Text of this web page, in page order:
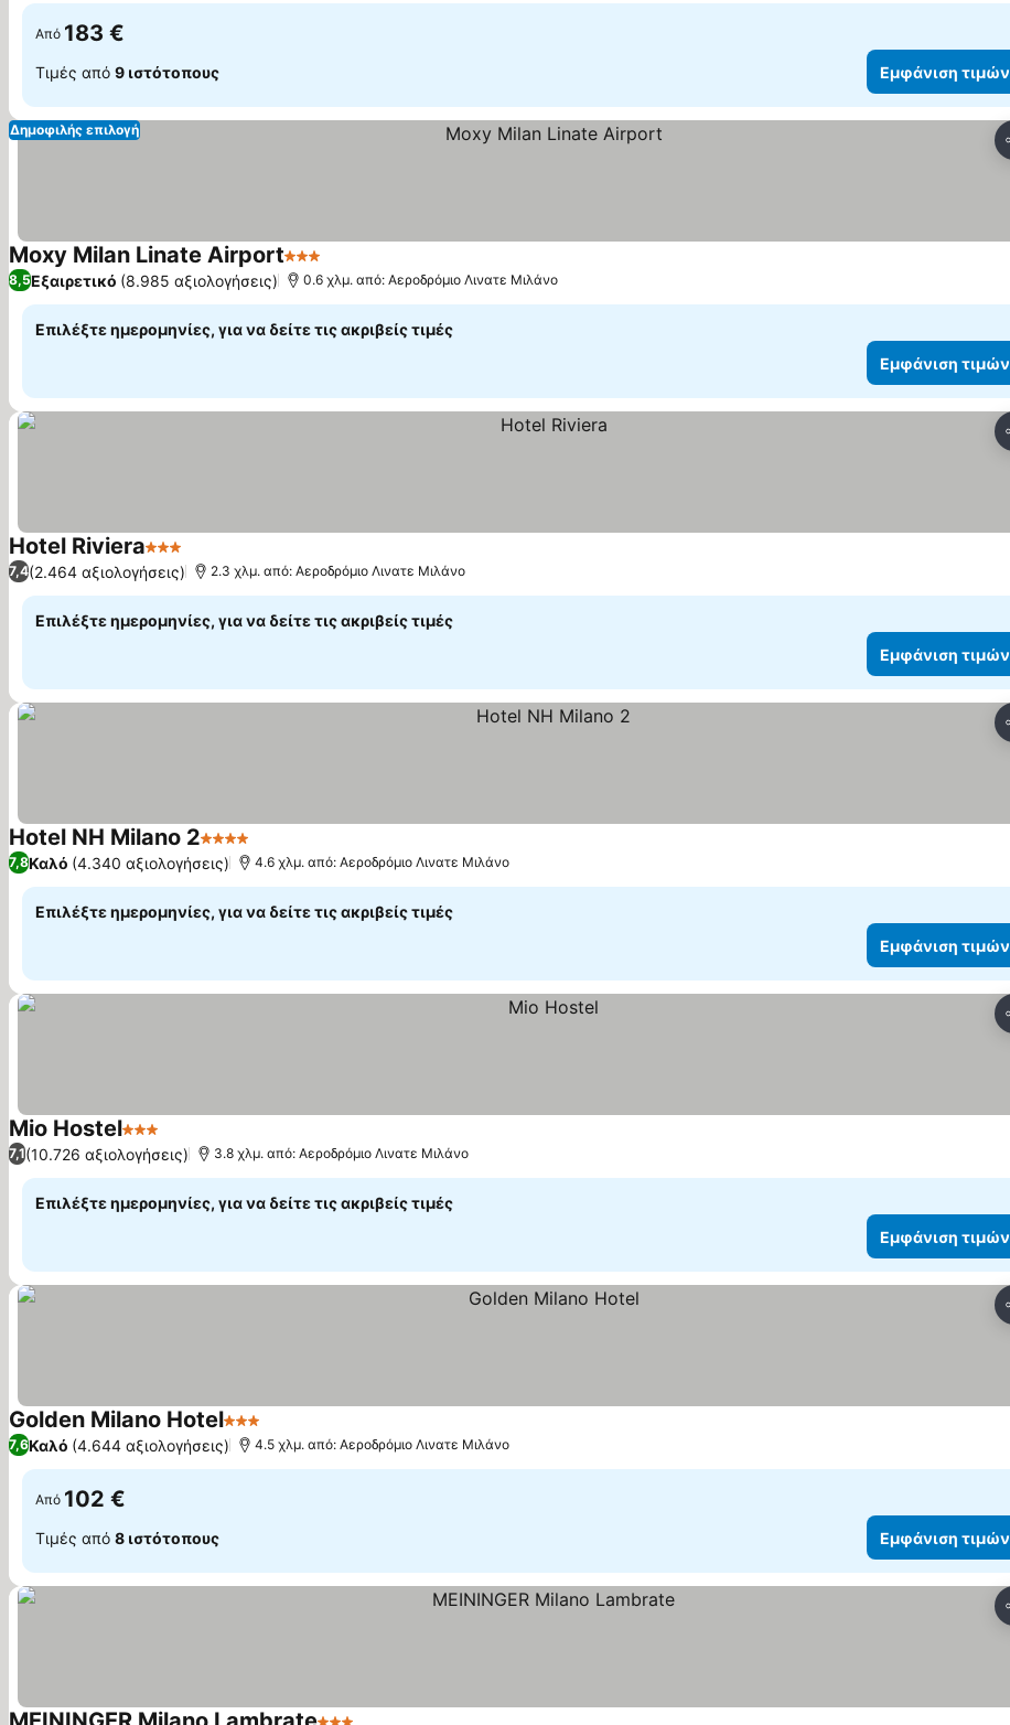
Από 183 €
Τιμές από 9 ιστότοπους Εμφάνιση τιμών
Δημοφιλής επιλογή
Moxy Milan Linate Airport3 Αστέρια
8,5Εξαιρετικό (8.985 αξιολογήσεις) 0.6 χλμ. από: Αεροδρόμιο Λινατε Μιλάνο
Επιλέξτε ημερομηνίες, για να δείτε τις ακριβείς τιμές
Εμφάνιση τιμών
Hotel Riviera3 Αστέρια
7,4(2.464 αξιολογήσεις) 2.3 χλμ. από: Αεροδρόμιο Λινατε Μιλάνο
Επιλέξτε ημερομηνίες, για να δείτε τις ακριβείς τιμές
Εμφάνιση τιμών
Hotel NH Milano 24 Αστέρια
7,8Καλό (4.340 αξιολογήσεις) 4.6 χλμ. από: Αεροδρόμιο Λινατε Μιλάνο
Επιλέξτε ημερομηνίες, για να δείτε τις ακριβείς τιμές
Εμφάνιση τιμών
Mio Hostel3 Αστέρια
7,1(10.726 αξιολογήσεις) 3.8 χλμ. από: Αεροδρόμιο Λινατε Μιλάνο
Επιλέξτε ημερομηνίες, για να δείτε τις ακριβείς τιμές
Εμφάνιση τιμών
Golden Milano Hotel3 Αστέρια
7,6Καλό (4.644 αξιολογήσεις) 4.5 χλμ. από: Αεροδρόμιο Λινατε Μιλάνο
Από 102 €
Τιμές από 8 ιστότοπους Εμφάνιση τιμών